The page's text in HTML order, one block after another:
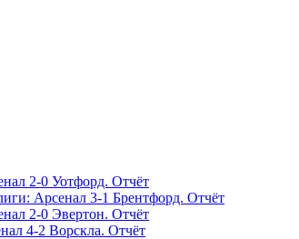
2-0 Уотфорд. Отчёт
Арсенал 3-1 Брентфорд. Отчёт
2-0 Эвертон. Отчёт
4-2 Ворскла. Отчёт